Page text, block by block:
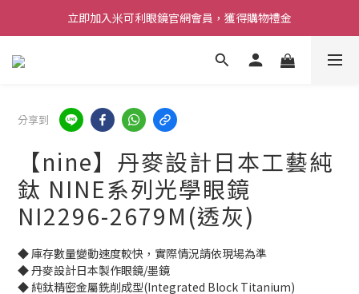
立即加入米可利眼鏡官網會員，獲得購物禮金
分享到
【nine】丹麥設計日本工藝純
鈦 NINE系列光學眼鏡
NI2296-2679M(透灰)
◆ 庫存數量變動速度較快，實際情況請依現場為準
◆ 丹麥設計日本製作眼鏡/墨鏡
◆ 純鈦精密金屬銑削成型(Integrated Block Titanium)